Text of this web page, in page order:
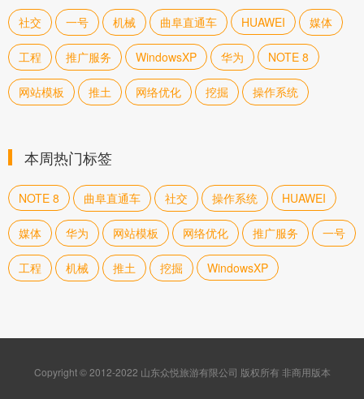
社交 一号 机械 曲阜直通车 HUAWEI 媒体
工程 推广服务 WindowsXP 华为 NOTE 8
网站模板 推土 网络优化 挖掘 操作系统
本周热门标签
NOTE 8 曲阜直通车 社交 操作系统 HUAWEI
媒体 华为 网站模板 网络优化 推广服务 一号
工程 机械 推土 挖掘 WindowsXP
Copyright © 2012-2022 山东众悦旅游有限公司 版权所有 非商用版本